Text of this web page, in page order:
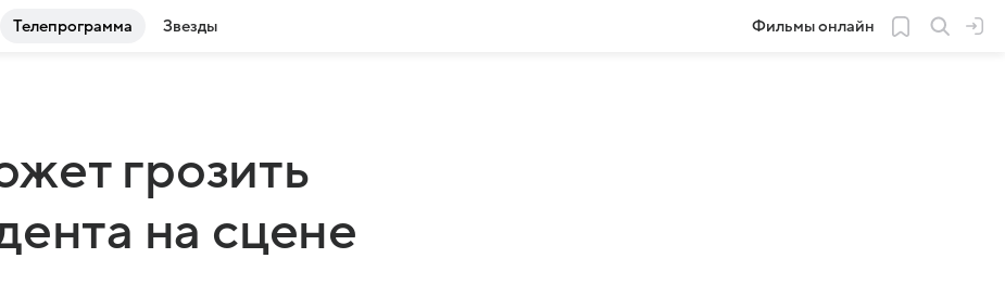
Телепрограмма Звезды Фильмы онлайн
грозить
на сцене